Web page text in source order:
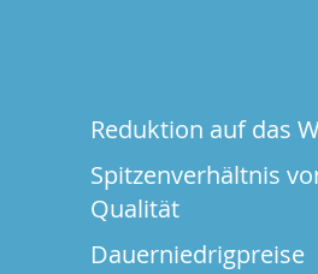
Reduktion auf das
Spitzenverhältnis
Qualität
Dauerniedrigpreise